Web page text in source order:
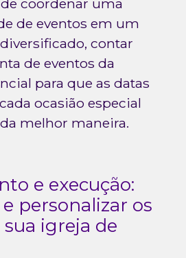
coordenar uma
de eventos em um
contar
de eventos da
para que as datas
ocasião especial
melhor maneira.
e execução:
personalizar os
igreja de